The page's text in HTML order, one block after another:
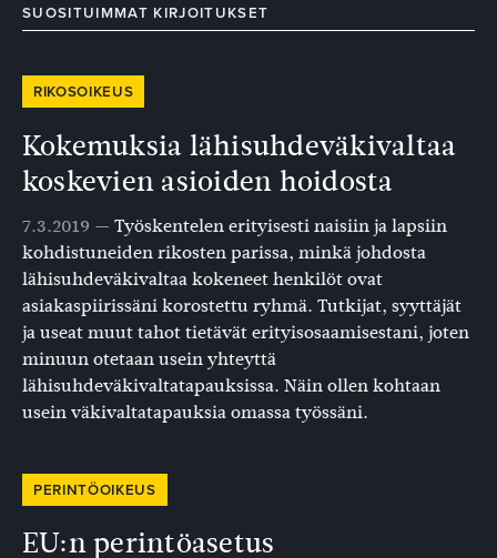
SUOSITUIMMAT KIRJOITUKSET
RIKOSOIKEUS
Kokemuksia lähisuhdeväkivaltaa
koskevien asioiden hoidosta
7.3.2019 — Työskentelen erityisesti naisiin ja lapsiin
kohdistuneiden rikosten parissa, minkä johdosta
lähisuhdeväkivaltaa kokeneet henkilöt ovat
asiakaspiirissäni korostettu ryhmä. Tutkijat, syyttäjät
ja useat muut tahot tietävät erityisosaamisestani, joten
minuun otetaan usein yhteyttä
lähisuhdeväkivaltatapauksissa. Näin ollen kohtaan
usein väkivaltatapauksia omassa työssäni.
PERINTÖOIKEUS
EU:n perintöasetus